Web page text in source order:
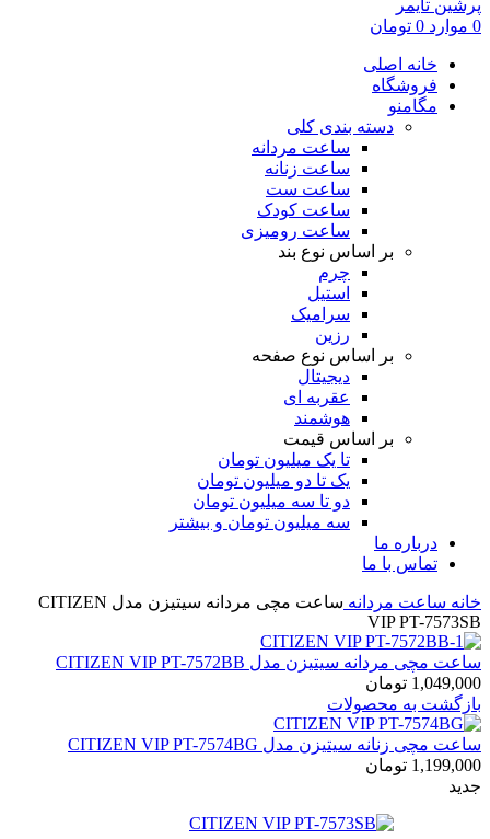
0 موارد 0 تومان
خانه اصلی
فروشگاه
مگامنو
دسته بندی کلی
ساعت مردانه
ساعت زنانه
ساعت ست
ساعت کودک
ساعت رومیزی
بر اساس نوع بند
چرم
استیل
سرامیک
رزین
بر اساس نوع صفحه
دیجیتال
عقربه ای
هوشمند
بر اساس قیمت
تا یک میلیون تومان
یک تا دو میلیون تومان
دو تا سه میلیون تومان
سه میلیون تومان و بیشتر
درباره ما
تماس با ما
خانه ساعت مردانه
ساعت مچی مردانه سیتیزن مدل CITIZEN
VIP PT-7573SB
ساعت مچی مردانه سیتیزن مدل CITIZEN VIP PT-7572BB
1,049,000 تومان
بازگشت به محصولات
ساعت مچی زنانه سیتیزن مدل CITIZEN VIP PT-7574BG
1,199,000 تومان
جدید